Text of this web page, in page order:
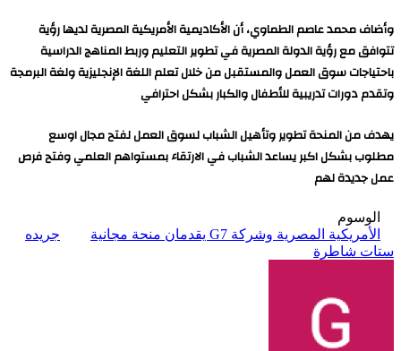
وأضاف محمد عاصم الطماوي، أن الأكاديمية الأمريكية المصرية لديها رؤية
تتوافق مع رؤية الدولة المصرية في تطوير التعليم وربط المناهج الدراسية
باحتياجات سوق العمل والمستقبل من خلال تعلم اللغة الإنجليزية ولغة البرمجة
وتقدم دورات تدريبية للأطفال والكبار بشكل احترافي
يهدف من المنحة تطوير وتأهيل الشباب لسوق العمل لفتح مجال اوسع
مطلوب بشكل اكبر يساعد الشباب في الارتقاء بمستواهم العلمي وفتح فرص
عمل جديدة لهم
الوسوم
الأمريكية المصرية وشركة G7 يقدمان منحة مجانية
جريده
ستات شاطرة